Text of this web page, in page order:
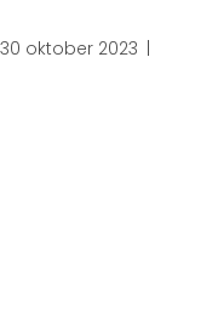
30 oktober 2023 |